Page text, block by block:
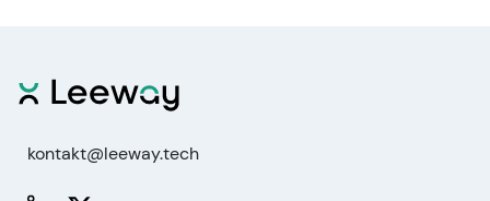
kontakt@leeway.tech